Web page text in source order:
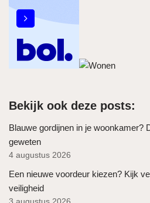
Bekijk ook deze posts:
Blauwe gordijnen in je woonkamer?
geweten
4 augustus 2026
Een nieuwe voordeur kiezen? Kijk
veiligheid